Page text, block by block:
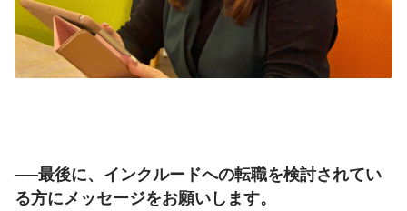
──最後に、インクルードへの転職を検討されてい
る方にメッセージをお願いします。